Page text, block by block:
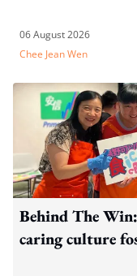
06 August 2026
Chee Jean Wen
Behind The
caring culture